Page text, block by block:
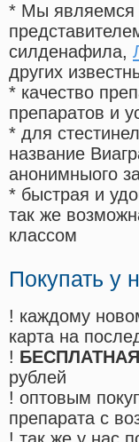
* Мы являемся
силденафила,
других
* качество
препаратов и
* для
название
анонимныого
* быстрая и
так же
классом
Покупать у
! каждому
карта на
!
рублей
! оптовым
препарата с